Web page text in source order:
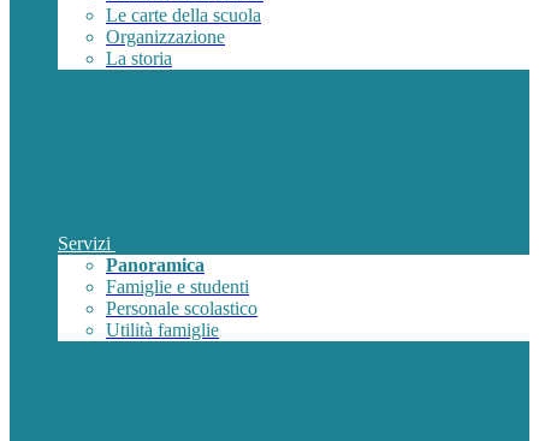
Le carte della scuola
Organizzazione
La storia
Servizi
Panoramica
Famiglie e studenti
Personale scolastico
Utilità famiglie